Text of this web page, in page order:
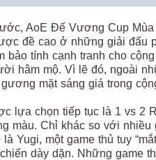
AoE Đế Vương Cup
đề cao ở những giải đấu
tính cạnh tranh cho
hâm mộ. Vì lẽ đó, ngoài
mặt sáng giá trong
lựa chọn tiếp tục là 1 vs 2
màu. Chỉ khác so với
Yugi, một game thủ tuy
dày dặn. Những game